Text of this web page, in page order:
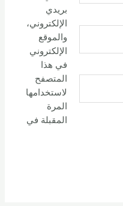
بريدي
الإلكتروني،
والموقع
الإلكتروني
في هذا
المتصفح
لاستخدامها
المرة
المقبلة في